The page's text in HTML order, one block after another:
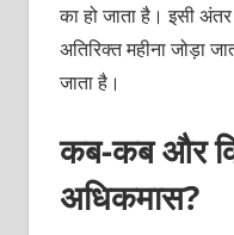
का हो जाता है। इसी
अतिरिक्त महीना जोड़ा
जाता है।
कब-कब और
अधिकमास?